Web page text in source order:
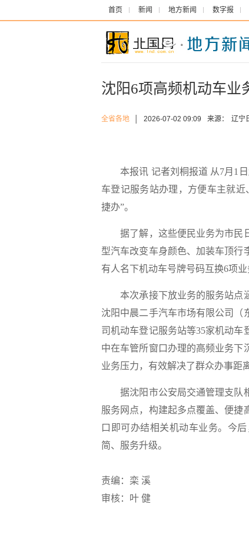
首页 新闻 地方新闻 数字报
沈阳6项高频机动车业
全省各地 2026-07-02 09:09 来源： 辽宁
本报讯 记者刘桐报道 从7月1日
车登记服务站办理，方便车主就
捷办”。
据了解，这些便民业务为市民日
型汽车改变车身颜色、加装车顶行
有人名下机动车号牌号码互换6项业
本次承接下放业务的服务站点涵
沈阳中晨二手汽车市场有限公司（
司机动车登记服务站等35家机动
中在车管所窗口办理的高频业务下
业务压力，有效解决了群众办事距
据沈阳市公安局交通管理支队相
服务网点，构建起多点覆盖、便捷
口即可办结相关机动车业务。今
简、服务升级。
责编：栾 溪
审核：叶 健